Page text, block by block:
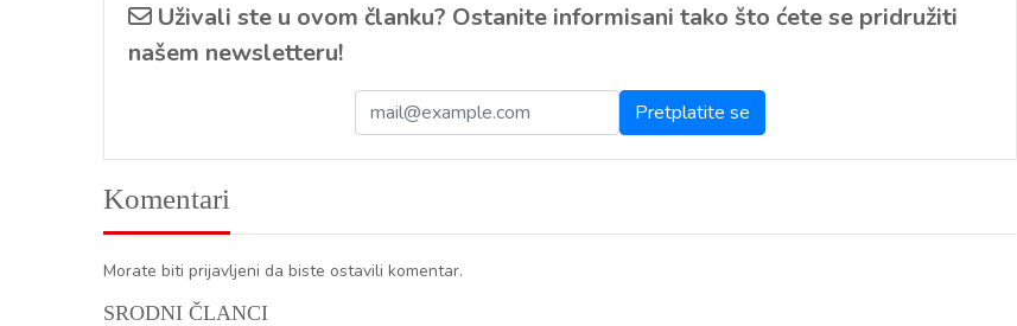
Uživali ste u ovom članku? Ostanite informisani tako što ćete se pridružiti
našem newsletteru!
Komentari
Morate biti prijavljeni da biste ostavili komentar.
SRODNI ČLANCI